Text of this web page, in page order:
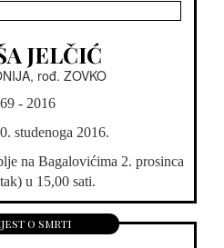
JELČIĆ
rođ. ZOVKO
- 2016
studenoga 2016.
na Bagalovićima 2. prosinca
u 15,00 sati.
o smrti